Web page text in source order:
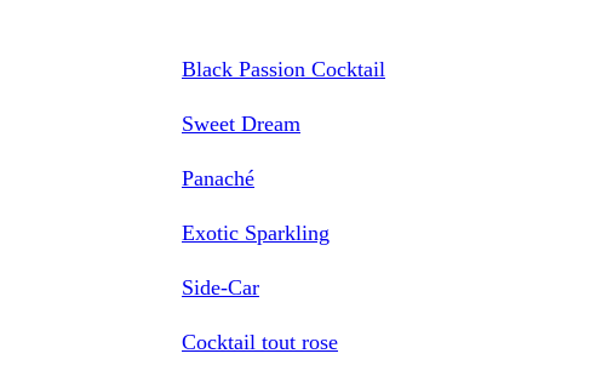
Black Passion Cocktail
Sweet Dream
Panaché
Exotic Sparkling
Side-Car
Cocktail tout rose